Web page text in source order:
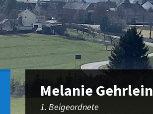
Melanie Gehrlein
1. Beigeordnete